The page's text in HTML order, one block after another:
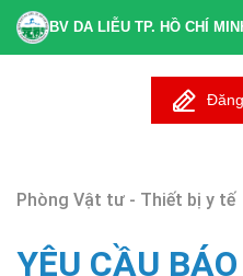
BV DA LIỄU TP. HỒ CHÍ
Phòng Vật tư - Thiết bị y
YÊU CẦU